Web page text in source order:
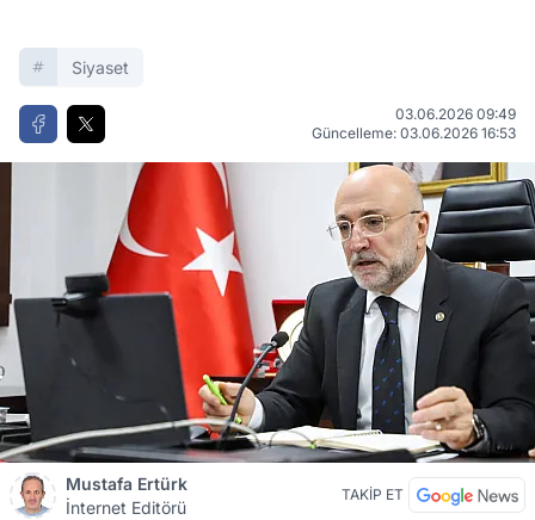
Siyaset
03.06.2026 09:49
Güncelleme: 03.06.2026 16:53
Mustafa Ertürk
İnternet Editörü
TAKİP ET